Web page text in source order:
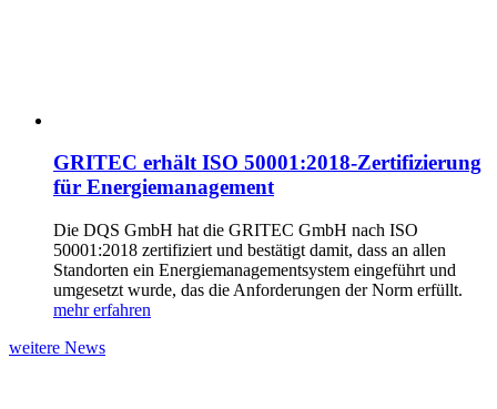
GRITEC erhält ISO 50001:2018-Zertifizierung
für Energiemanagement
Die DQS GmbH hat die GRITEC GmbH nach ISO
50001:2018 zertifiziert und bestätigt damit, dass an allen
Standorten ein Energiemanagementsystem eingeführt und
umgesetzt wurde, das die Anforderungen der Norm erfüllt.
mehr erfahren
weitere News